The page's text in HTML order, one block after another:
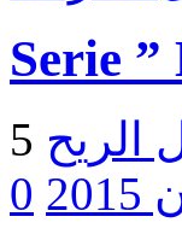
Serie
0